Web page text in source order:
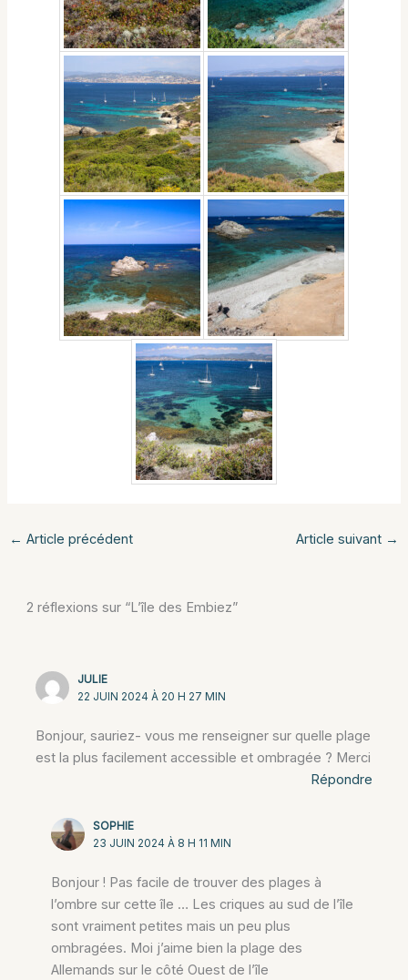
← Article précédent Article suivant →
2 réflexions sur “L’île des Embiez”
JULIE
22 JUIN 2024 À 20 H 27 MIN
Bonjour, sauriez- vous me renseigner sur quelle plage
est la plus facilement accessible et ombragée ? Merci
Répondre
SOPHIE
23 JUIN 2024 À 8 H 11 MIN
Bonjour ! Pas facile de trouver des plages à
l’ombre sur cette île … Les criques au sud de l’île
sont vraiment petites mais un peu plus
ombragées. Moi j’aime bien la plage des
Allemands sur le côté Ouest de l’île